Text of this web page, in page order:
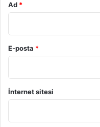
Ad *
E-posta *
İnternet sitesi